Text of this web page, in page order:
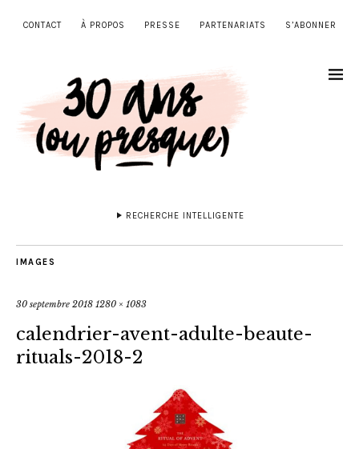
CONTACT À PROPOS PRESSE PARTENARIATS S’ABONNER
RECHERCHE INTELLIGENTE
IMAGES
30 septembre 2018 1280 × 1083
calendrier-avent-adulte-beaute-
rituals-2018-2